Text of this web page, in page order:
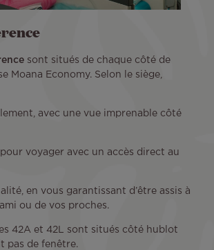
sont situés de chaque côté de
Moana Economy. Selon le siège,
avec une vue imprenable côté
pour voyager avec un accès direct au
en vous garantissant d’être assis à
ou de vos proches.
42A et 42L sont situés côté hublot
pas de fenêtre.